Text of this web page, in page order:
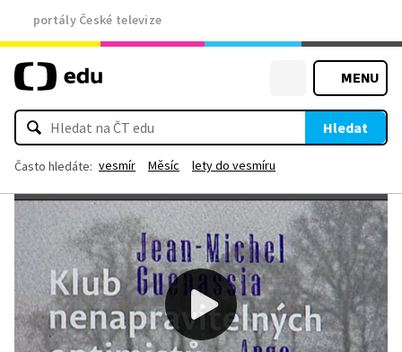
portály České televize
MENU
Hledat
Často hledáte: vesmír Měsíc lety do vesmíru